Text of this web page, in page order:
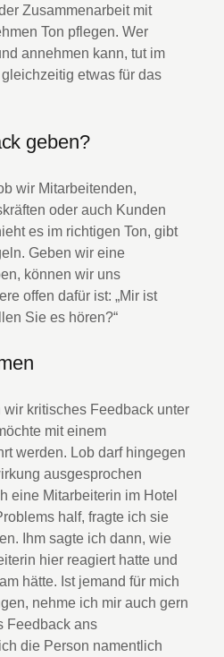
Zusammenarbeit mit
Ton pflegen. Wer
annehmen kann, tut im
etwas für das
geben?
wir Mitarbeitenden,
oder auch Kunden
es im richtigen Ton, gibt
Geben wir eine
können wir uns
offen dafür ist: „Mir ist
Sie es hören?“
kritisches Feedback unter
mit einem
werden. Lob darf hingegen
ausgesprochen
eine Mitarbeiterin im Hotel
half, fragte ich sie
Ihm sagte ich dann, wie
hier reagiert hatte und
hätte. Ist jemand für mich
nehme ich mir auch gern
Feedback ans
die Person namentlich